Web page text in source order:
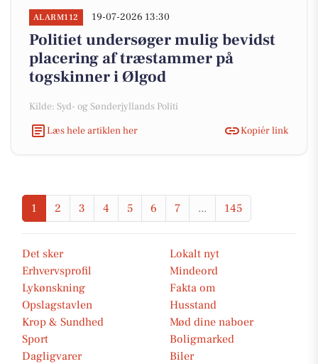
ALARM112 19-07-2026 13:30
Politiet undersøger mulig bevidst
placering af træstammer på
togskinner i Ølgod
Kilde: Syd- og Sønderjyllands Politi
Læs hele artiklen her
Kopiér link
1 2 3 4 5 6 7 ... 145
Det sker
Lokalt nyt
Erhvervsprofil
Mindeord
Lykønskning
Fakta om
Opslagstavlen
Husstand
Krop & Sundhed
Mød dine naboer
Sport
Boligmarked
Dagligvarer
Biler